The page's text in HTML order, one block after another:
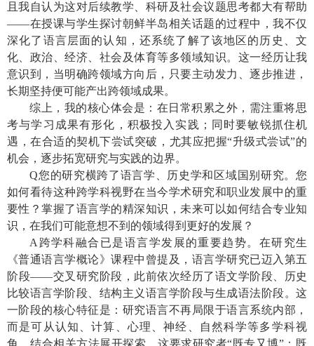
且我自认为这对后续教学、科研及社会议题思考都大有帮助
——在授课与学生探讨朝鲜半岛相关话题的过程中，我不仅
深化了语言层面的认知，还系统了解了该地区的历史、文
化、政治、经济、社会及体育等多领域知识。这一经历让我
意识到，当明确跨领域方向后，只要主动发力、逐步推进，
长期坚持便可能产出跨领域成果。
综上，我的核心体会是：在日常积累之外，需注重将思
考与学习成果有形化，积极投入实践；同时要敏锐抓住机
遇，在合适的契机下尝试突破，尤其应把握“升级式尝试”的
机会，逐步拓宽研究与实践的边界。
Q您的研究横跨了语言学、历史学和区域国别研究。您
如何看待这种跨学科视野在当今学术研究和职业发展中的重
要性？掌握了语言学的精深知识，未来可以如何结合专业知
识，在我们可能意想不到的领域得到更好的发展？
A 跨学科融合已是语言学发展的重要趋势。在研究生
《普通语言学概论》课程中曾提及，语言学研究已迈入第五
阶段——交叉研究阶段，此前依次经历了语文学阶段、历史
比较语言学阶段、结构主义语言学阶段与生成语法阶段。这
一阶段的核心特征是：研究语言不再局限于语言系统内部，
而是可从认知、计算、心理、神经、自然科学等多学科视